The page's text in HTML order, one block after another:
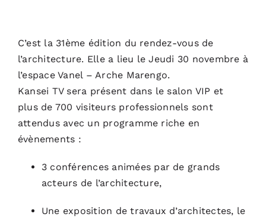
C’est la 31ème édition du rendez-vous de
l’architecture. Elle a lieu le Jeudi 30 novembre à
l’espace Vanel – Arche Marengo.
Kansei TV sera présent dans le salon VIP et
plus de 700 visiteurs professionnels sont
attendus avec un programme riche en
évènements :
3 conférences animées par de grands
acteurs de l’architecture,
Une exposition de travaux d’architectes, le